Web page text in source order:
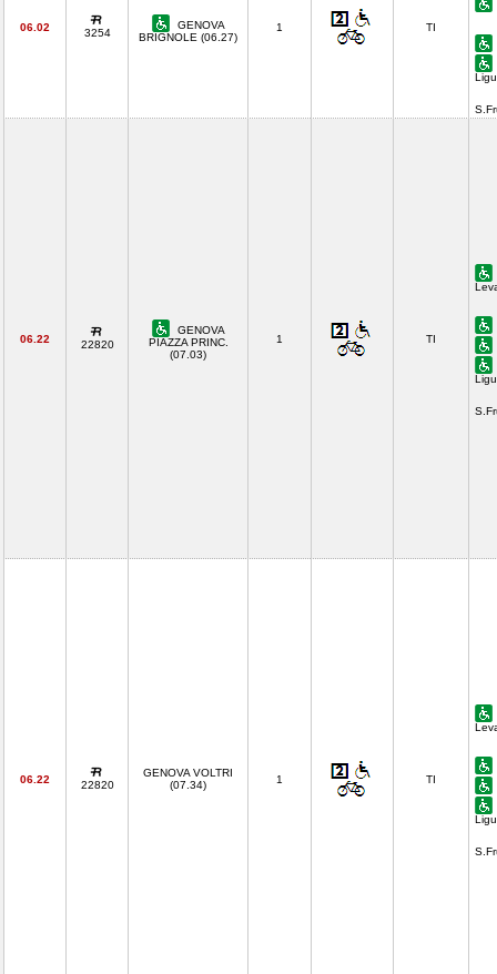
06.02 3254
GENOVA
BRIGNOLE (06.27)
1 TI
06.22 22820
GENOVA
PIAZZA PRINC.
(07.03)
1 TI
06.22 22820
GENOVA VOLTRI
(07.34)
1 TI